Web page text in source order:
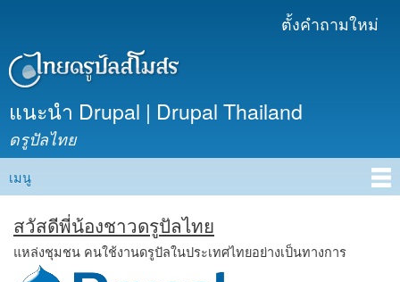
เนื้อหา
ตั้งคำถามใหม่
แนะนำ Drupal | Drupal Thailand
ดรูปัลไทย
Main menu
เมนู
สวัสดีพี่น้องชาวดรูปัลไทย
แหล่งชุมชน คนใช้งานดรูปัลในประเทศไทยอย่างเป็นทางการ